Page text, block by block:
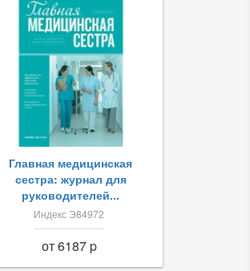
Главная медицинская
сестра: журнал для
руководителей...
Индекс Э84972
от 6187 p